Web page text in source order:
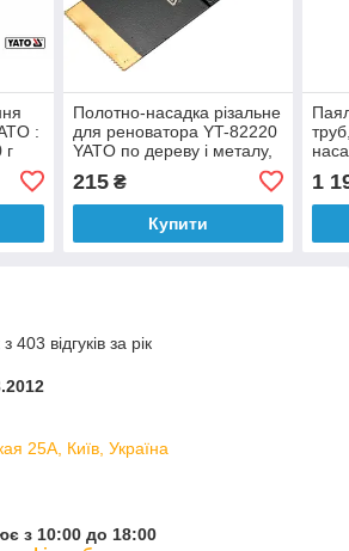
:
г
Полотно-насадка різальне
для реноватора YT-82220
YATO по дереву і металу,
l= 90/40 мм, w= 34 мм [10]
215₴
Купити
1
403 відгуків за рік
25А, Київ, Україна
з 10:00 до 18:00